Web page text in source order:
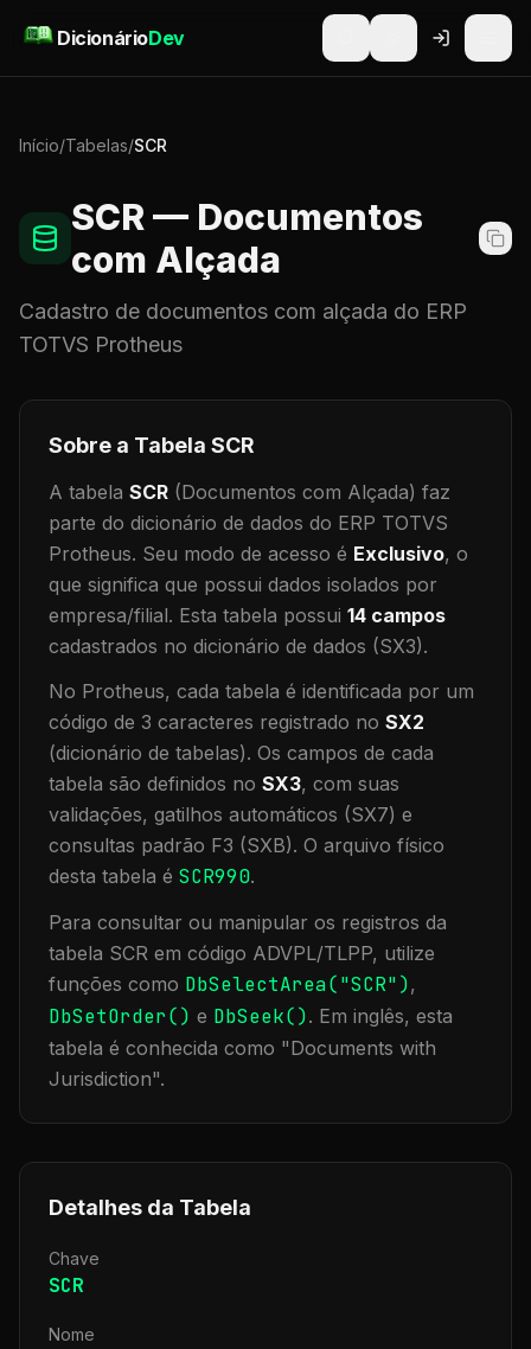
DicionárioDev
Início/Tabelas/SCR
SCR — Documentos
com Alçada
Cadastro de documentos com alçada do ERP
TOTVS Protheus
Sobre a Tabela SCR
A tabela SCR (Documentos com Alçada) faz
parte do dicionário de dados do ERP TOTVS
Protheus. Seu modo de acesso é Exclusivo, o
que significa que possui dados isolados por
empresa/filial. Esta tabela possui 14 campos
cadastrados no dicionário de dados (SX3).
No Protheus, cada tabela é identificada por um
código de 3 caracteres registrado no SX2
(dicionário de tabelas). Os campos de cada
tabela são definidos no SX3, com suas
validações, gatilhos automáticos (SX7) e
consultas padrão F3 (SXB). O arquivo físico
desta tabela é SCR990.
Para consultar ou manipular os registros da
tabela SCR em código ADVPL/TLPP, utilize
funções como DbSelectArea("SCR"),
DbSetOrder() e DbSeek(). Em inglês, esta
tabela é conhecida como "Documents with
Jurisdiction".
Detalhes da Tabela
Chave
SCR
Nome